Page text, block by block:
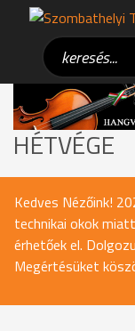
HÉTVÉGE
Kedves Nézőink!
technikai okok
érhetőek el.
Megértésüket